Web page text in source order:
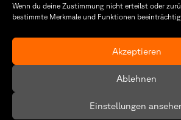
Wenn du deine Zustimmung nicht erteilst oder
bestimmte Merkmale und Funktionen
Akzeptieren
Ablehnen
Einstellungen
tel: +49 931 35 11 93 02
8:30 – 15:30
Datenschutzerklärung